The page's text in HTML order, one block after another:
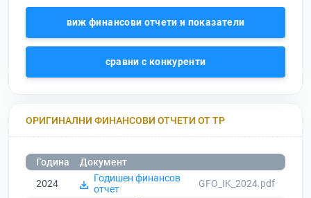
виж финансови отчети и показатели
сравни с конкуренти
ОРИГИНАЛНИ ФИНАНСОВИ ОТЧЕТИ ОТ ТР
Година
Документ
2024
Годишен финансов
отчет
GFO_IK_2024.pdf